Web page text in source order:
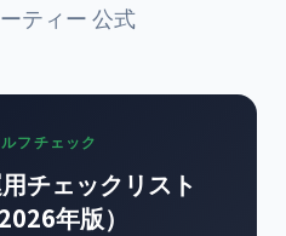
ティー 公式
フチェック
チェックリスト
年版）